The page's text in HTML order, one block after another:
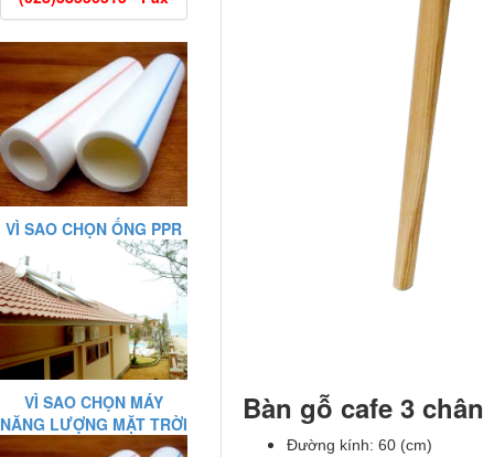
VÌ SAO CHỌN ỐNG PPR
VÌ SAO CHỌN MÁY
NĂNG LƯỢNG MẶT TRỜI
Bàn gỗ cafe 3 chân
Đường kính: 60 (cm)